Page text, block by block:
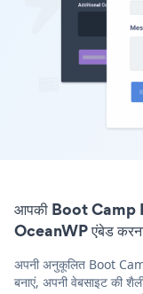
आपकी Boot Camp
OceanWP एंबेड
अपनी अनुकूलित Boot
बनाएं, अपनी वेबसाइट की